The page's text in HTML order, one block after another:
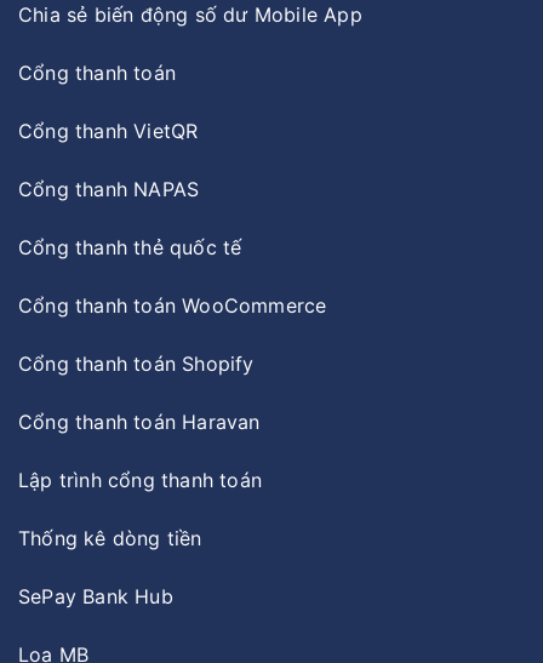
Chia sẻ biến động số dư Mobile App
Cổng thanh toán
Cổng thanh VietQR
Cổng thanh NAPAS
Cổng thanh thẻ quốc tế
Cổng thanh toán WooCommerce
Cổng thanh toán Shopify
Cổng thanh toán Haravan
Lập trình cổng thanh toán
Thống kê dòng tiền
SePay Bank Hub
Loa MB